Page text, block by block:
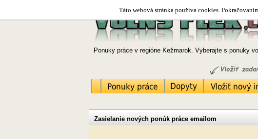
Táto webová stránka používa cookies.
Ponuky práce v regióne Kežmarok. Vyberajte s ponuky
Zasielanie nových ponúk práce emailom